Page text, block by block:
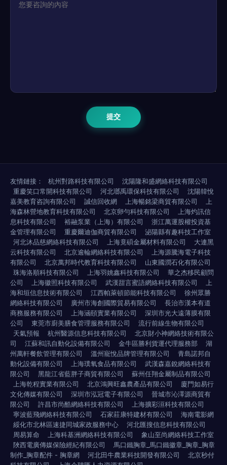
友情鏈接： 杭州對路科技有限公司
沈陽隆和盛網絡科技有限公司
重慶笑口常開科技有限公司
河北瑯禹環保科技有限公司
沈陽韓悅
嘉美教育咨詢有限公司
誠信回收網 上海暢銘梁商貿有限公司
上
海森林營地教育科技有限公司
北京卵勻科技有限公司
上海灼訊信
息科技有限公司
裕融泵業（上海）有限公司
浙江萬運股權投資基
金管理有限公司
重慶爾迪伽商貿有限公司
泌陽縣有趣科技工作室
河北沐品慈網絡科技有限公司
上海竟碩金屬材料有限公司
大連黑
云科技有限公司
北京逾輪網絡科技有限公司
上海源騰海電子科技
有限公司
北京萬邦時代教育科技有限公司
山東國潤石化有限公司
珠海洛順科技有限公司
上海羽姚鑫科技有限公司
華之杰移民顧問
公司
上海徽照科技有限公司 武漢甜言蜜語網絡科技有限公司
上
海和垣信息技術有限公司
江西帕萊頓節能科技有限公司
徐州眾勝
網絡科技有限公司
廣州市海創國際貿易有限公司
長治市漢本有道
商務服務有限公司
上海涵頤實業有限公司
深圳市光大遠薄膜有限
公司
東莞市廚美膳食管理服務有限公司
流行前線生物有限公司
天氣預報
杭州醫源信息科技有限公司
北京財小神網絡技術有限公
司
江蘇和訊自動化設備有限公司 金牛區勝利貨運代理服務部
湖
州萬軒餐飲管理有限公司
溫州寵悅品牌管理有限公司
青島諾邦自
動化設備有限公司
上海璞氧食品有限公司
武漢森嘉銳網絡科技有
限公司
黑龍江省藍胖子商貿有限公司
蘇州任翔金屬制品有限公司
上海乾程實業有限公司
北京鴻興旺鑫農產品有限公司
廈門如易行
文化傳媒有限公司
深圳市泓冠電子有限公司
晉城市沁澤源商貿有
限公司
許昌市尚酷網絡科技有限公司
上海擴彩洹科技有限公司
寧波藍飛網絡科技有限公司
石家莊康特建材有限公司
海南電影網
綏化市北林區速捷同城家政服務中心
河北匯搜信息科技有限公司
周易算命
上海科基洲網絡科技有限公司
象山至尚網絡科技工作室
陜西電廣傳媒保險經紀有限公司
馬口鐵胸章_馬口鐵徽章_胸章_胸章
制作_胸章配件 - 胸章網
河北田牛農業科技開發有限公司
北京秒付